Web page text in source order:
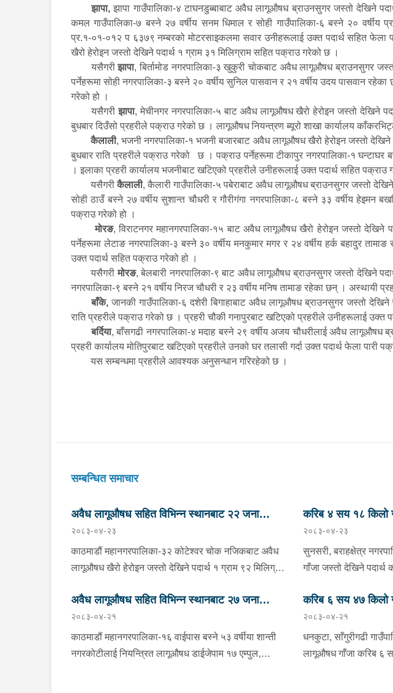
झापा,झापा गाउँपालिका-४ टाघनडुब्बाबाट अवैध लागूऔषध ब्राउनसुगर जस्तो देखिने
कमल गाउँपालिका-७ बस्ने २७ वर्षीय सनम धिमाल र सोही गाउँपालिका-६ बस्ने २० वर्षीय
प्र.१-०१-०१२ प ६३७९ नम्बरको मोटरसाइकलमा सवार उनीहरूलाई उक्त पदार्थ सहित फेला
खैरो हेरोइन जस्तो देखिने पदार्थ १ ग्राम ३१ मिलिग्राम सहित पक्राउ गरेको छ ।
यसैगरीझापा, बिर्तामोड नगरपालिका-३ खुकुरी चोकबाट अवैध लागूऔषध ब्राउनसुगर
पर्नेहरूमा सोही नगरपालिका-३ बस्ने २० वर्षीय सुनिल पासवान र २१ वर्षीय उदय पासवान
गरेको हो ।
यसैगरीझापा, मेचीनगर नगरपालिका-५ बाट अवैध लागूऔषध खैरो हेरोइन जस्तो देखिने
बुधबार दिउँसो प्रहरीले पक्राउ गरेको छ । लागूऔषध नियन्त्रण ब्यूरो शाखा कार्यालय
कैलाली, भजनी नगरपालिका-१ भजनी बजारबाट अवैध लागूऔषध खैरो हेरोइन जस्तो
बुधबार राति प्रहरीले पक्राउ गरेको छ । पक्राउ पर्नेहरूमा टीकापुर नगरपालिका-१ घन्टाघर
। इलाका प्रहरी कार्यालय भजनीबाट खटिएको प्रहरीले उनीहरूलाई उक्त पदार्थ सहित पक्राउ
यसैगरीकैलाली, कैलारी गाउँपालिका-५ पबेराबाट अवैध लागूऔषध ब्राउनसुगर जस्तो
सोही ठाउँ बस्ने २७ वर्षीय सुशान्त चौधरी र गौरीगंगा नगरपालिका-८ बस्ने ३३ वर्षीय हेइमन
पक्राउ गरेको हो ।
मोरङ, विराटनगर महानगरपालिका-१५ बाट अवैध लागूऔषध खैरो हेरोइन जस्तो
पर्नेहरूमा लेटाङ नगरपालिका-३ बस्ने ३० वर्षीय मनकुमार मगर र २४ वर्षीय हर्क बहादुर
उक्त पदार्थ सहित पक्राउ गरेको हो ।
यसैगरीमोरङ, बेलबारी नगरपालिका-९ बाट अवैध लागूऔषध ब्राउनसुगर जस्तो देखिने
नगरपालिका-९ बस्ने २१ वर्षीय निरज चौधरी र २३ वर्षीय मनिष तामाङ रहेका छन् । अस्थायी
बाँके, जानकी गाउँपालिका-६ दशेरी बिगाहाबाट अवैध लागूऔषध ब्राउनसुगर जस्तो
राति प्रहरीले पक्राउ गरेको छ । प्रहरी चौकी गनापुरबाट खटिएको प्रहरीले उनीहरूलाई उक्त
बर्दिया, बाँसगढी नगरपालिका-४ मदाह बस्ने २९ वर्षीय अजय चौधरीलाई अवैध लागूऔषध
प्रहरी कार्यालय मोतिपुरबाट खटिएको प्रहरीले उनको घर तलासी गर्दा उक्त पदार्थ फेला पारी
यस सम्बन्धमा प्रहरीले आवश्यक अनुसन्धान गरिरहेको छ ।
सम्बन्धित समाचार
अवैध लागूऔषध सहित विभिन्न स्थानबाट २२ जना
पक्राउ
२०८३-०४-२३
काठमाडौं महानगरपालिका-३२ कोटेश्वर चोक नजिकबाट अवैध
लागूऔषध खैरो हेरोइन जस्तो देखिने पदार्थ १ ग्राम ९२ मिलिग्राम
नगरपालिका-१ घर भएका ३१ वर्षीय अशिम श्रेष्ठ समेत २
जनालाई शुक्रबार बेलुकी प्रहरीले पक्राउ गरेको छ । प्रहरी
प्रभाग कोटेश्वरबाट खटिएको प्रहरीले उनीहरूलाई उक्त पदार्थ
सहित पक्राउ गरेको हो । बाँके, नेपालगंज उपमहानगरपालिका-४
करिब ४ सय १८ किलो
२०८३-०४-२३
सुनसरी, बराहक्षेत्र
गाँजा जस्तो देखिने
पर्नेहरूमा धरान
राई, ओखलढुंगा
जिवनी राई, मोरङ कटहरी
कामत र ३८ वर्षीय शंकर
अवैध लागूऔषध सहित विभिन्न स्थानबाट २७ जना
पक्राउ
२०८३-०४-२१
काठमाडौं महानगरपालिका-१६ वाईपास बस्ने ५३ वर्षीया शान्ती
नगरकोटीलाई नियन्त्रित लागूऔषध डाईजेपाम १७ एम्पुल,
करिब ६ सय ४७ किलो
२०८३-०४-२१
धनकुटा, साँगुरीगढी
लागूऔषध गाँजा करिब ६